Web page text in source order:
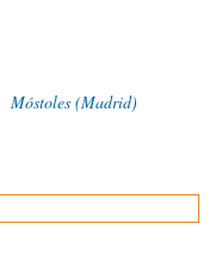
Móstoles (Madrid)